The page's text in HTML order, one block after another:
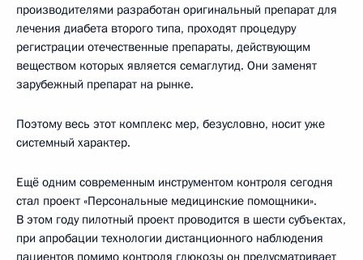
производителями разработан оригинальный препарат для
лечения диабета второго типа, проходят процедуру
регистрации отечественные препараты, действующим
веществом которых является семаглутид. Они заменят
зарубежный препарат на рынке.
Поэтому весь этот комплекс мер, безусловно, носит уже
системный характер.
Ещё одним современным инструментом контроля сегодня
стал проект «Персональные медицинские помощники».
В этом году пилотный проект проводится в шести субъектах,
при апробации технологии дистанционного наблюдения
пациентов помимо контроля глюкозы он предусматривает